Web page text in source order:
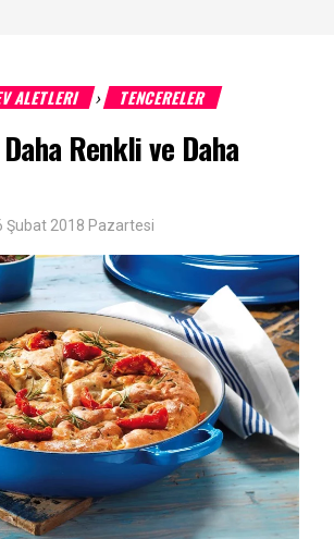
ALETLERI › TENCERELER
Renkli ve Daha
Şubat 2018 Pazartesi